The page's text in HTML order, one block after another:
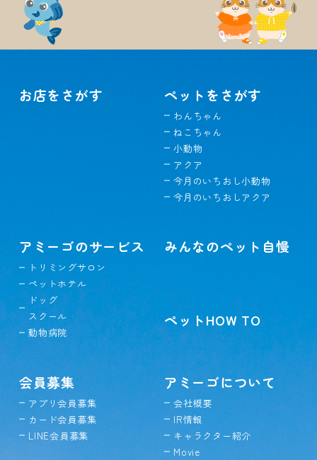
お店をさがす ペットをさがす
わんちゃん
ねこちゃん
小動物
アクア
今月のいちおし小動物
今月のいちおしアクア
アミーゴのサービス
トリミングサロン
ペットホテル
ドッグ
スクール
動物病院
みんなのペット自慢
ペットHOW TO
会員募集
アプリ会員募集
カード会員募集
LINE会員募集
アミーゴについて
会社概要
IR情報
キャラクター紹介
Movie